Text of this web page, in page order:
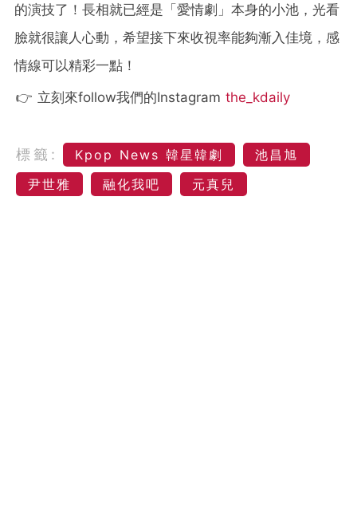
的演技了！長相就已經是「愛情劇」本身的小池，光看
臉就很讓人心動，希望接下來收視率能夠漸入佳境，感
情線可以精彩一點！
👉 立刻來follow我們的Instagram the_kdaily
標籤: Kpop News 韓星韓劇
池昌旭
尹世雅
融化我吧 元真兒